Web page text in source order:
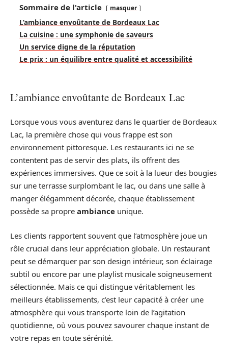
Sommaire de l'article masquer
L’ambiance envoûtante de Bordeaux Lac
La cuisine : une symphonie de saveurs
Un service digne de la réputation
Le prix : un équilibre entre qualité et accessibilité
L’ambiance envoûtante de Bordeaux Lac
Lorsque vous vous aventurez dans le quartier de Bordeaux
Lac, la première chose qui vous frappe est son
environnement pittoresque. Les restaurants ici ne se
contentent pas de servir des plats, ils offrent des
expériences immersives. Que ce soit à la lueur des bougies
sur une terrasse surplombant le lac, ou dans une salle à
manger élégamment décorée, chaque établissement
possède sa propre ambiance unique.
Les clients rapportent souvent que l’atmosphère joue un
rôle crucial dans leur appréciation globale. Un restaurant
peut se démarquer par son design intérieur, son éclairage
subtil ou encore par une playlist musicale soigneusement
sélectionnée. Mais ce qui distingue véritablement les
meilleurs établissements, c’est leur capacité à créer une
atmosphère qui vous transporte loin de l’agitation
quotidienne, où vous pouvez savourer chaque instant de
votre repas en toute sérénité.